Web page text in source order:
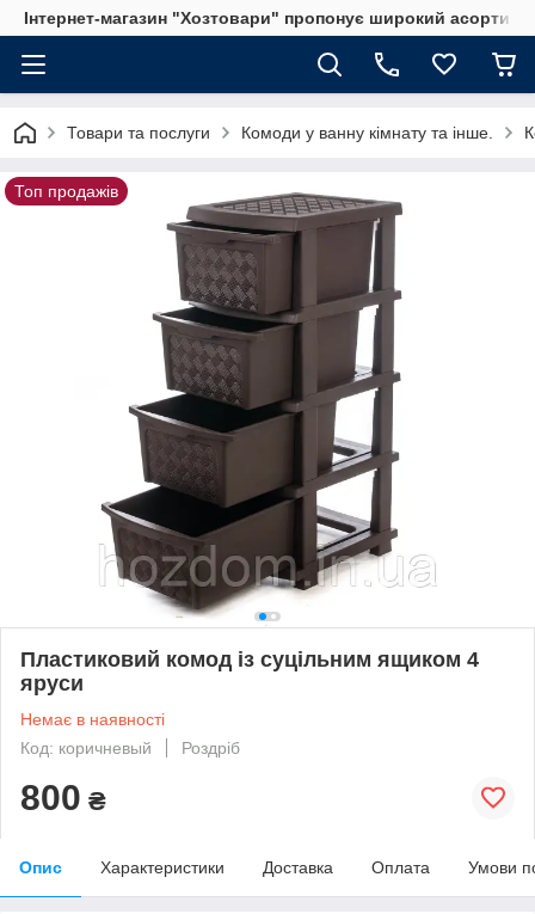
Інтернет-магазин "Хозтовари" пропонує широкий
Товари та послуги Комоди у ванну кімнату та інше.
Топ продажів
Пластиковий комод із суцільним ящиком 4
яруси
Немає в наявності
Код: коричневый
Роздріб
800 ₴
Опис Характеристики Доставка Оплата Умови